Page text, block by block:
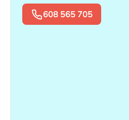
608 565 705